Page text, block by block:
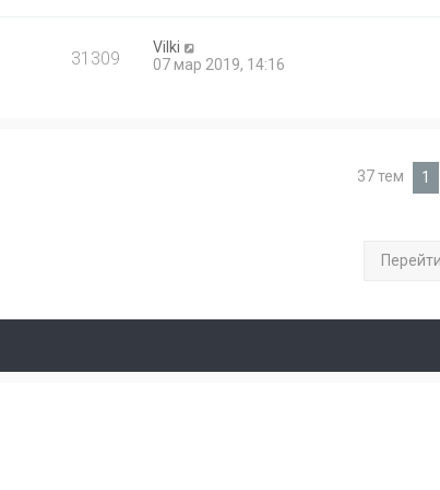
31309
Vilki
07 мар 2019, 14:16
37 тем 1
Перейти